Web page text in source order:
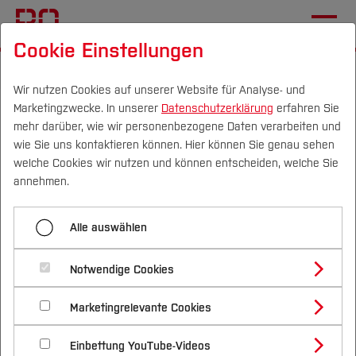
Campus Personen DE|EN Quicklinks
Studium
Studienangebote
Bachelorstudiengänge
Masterstudiengänge
Vor dem Studium
Bewerben & Einschreiben
Bewerbungsportal
Im Studium
Studienbüros und Prüfungen
Nach dem Studium
Forschung & Transfer
Profil
Forschungs- und Transferprofil
Schwerpunkte (FuT)
Beratung & Förderung
Nachhaltigkeit
Nachhaltigkeit studieren
International
Mixedteam
22.06.2024
Merrit und Joris
Cookie Einstellungen
Wir nutzen Cookies auf unserer Website für Analyse- und
Marketingzwecke. In unserer Datenschutzerklärung erfahren Sie
mehr darüber, wie wir personenbezogene Daten verarbeiten und
wie Sie uns kontaktieren können. Hier können Sie genau sehen
welche Cookies wir nutzen und können entscheiden, welche Sie
annehmen.
Alle auswählen
Notwendige Cookies
Marketingrelevante Cookies
Einbettung YouTube-Videos